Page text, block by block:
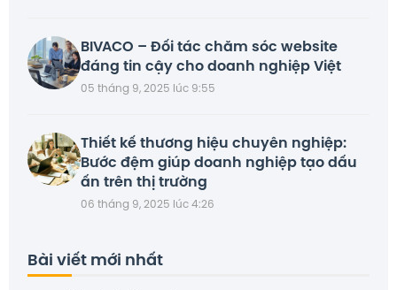
BIVACO – Đối tác chăm sóc website
đáng tin cậy cho doanh nghiệp Việt
05 tháng 9, 2025 lúc 9:55
Thiết kế thương hiệu chuyên nghiệp:
Bước đệm giúp doanh nghiệp tạo dấu
ấn trên thị trường
06 tháng 9, 2025 lúc 4:26
Bài viết mới nhất